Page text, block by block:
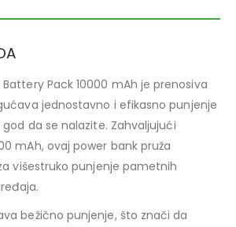
Pack 10000 mAh je prenosiva
jednostavno i efikasno punjenje
da se nalazite. Zahvaljujući
mAh, ovaj power bank pruža
višestruko punjenje pametnih
bežično punjenje, što znači da